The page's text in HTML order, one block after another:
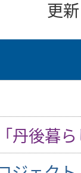
更
丹後暮